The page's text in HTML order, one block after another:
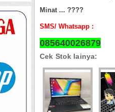
Minat ... ????
SMS/ Whatsapp :
085640026879
Cek Stok lainya: